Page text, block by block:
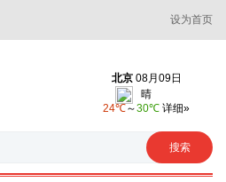
设为首页